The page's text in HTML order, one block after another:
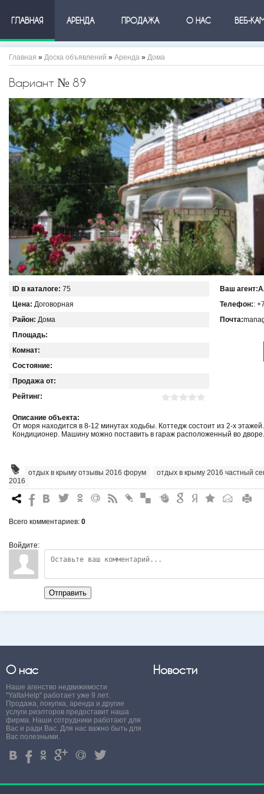
ГЛАВНАЯ АРЕНДА ПРОДАЖА О НАС ВЕБ-
Главная » Доска объявлений » Аренда » Дома
Вариант № 89
ID в каталоге: 75
Цена: Договорная
Район: Дома
Площадь:
Комнат:
Состояние:
Продажа от:
Рейтинг:
Ваш агент:
Телефон::
Почта:
Описание объекта:
От моря находится в 8-12 минутах ходьбы. Коттедж состоит из 2-х
Кондиционер. Машину можно поставить в гараж расположенный во дворе.
отдых в крыму отзывы 2016 форум
отдых в крыму 2016 частный
2016
7 % 4 3 . + 0 * # " & 6 Q P R
Всего комментариев: 0
Войдите:
Отправить
О нас
Наше агенство недвижимости
"YaltaHelp" работает уже 9 лет.
Продажа, покупка, аренда и другие
услуги риэлторов предоставит наша
фирма. Наши сотрудники работают для
Вас и ради Вас. Для нас важно быть для
Вас полезными.
4 % . ' + 3
Новости